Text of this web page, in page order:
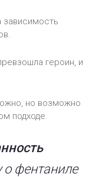
героин, и
но возможно
подходе.
о фентаниле